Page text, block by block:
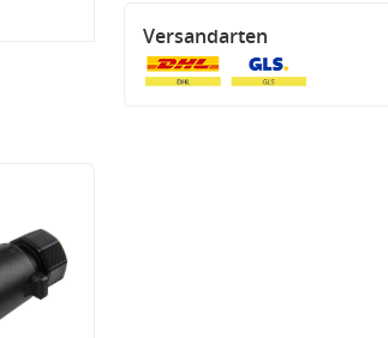
Versandarten